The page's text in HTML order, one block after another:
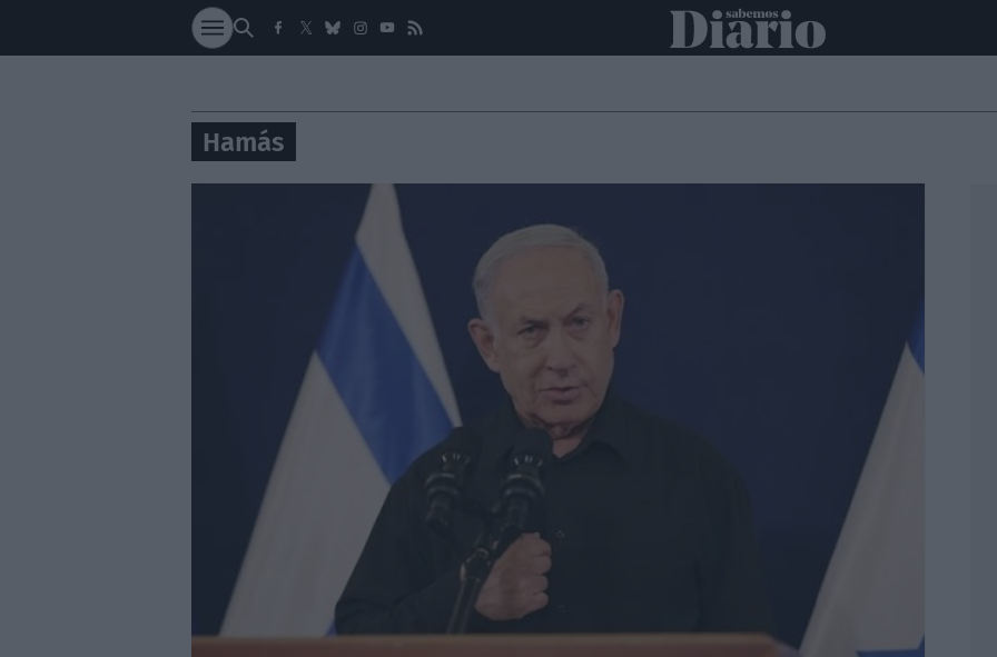
SOCIEDAD NACIONAL INTERNACIONAL POLÍTICA OPINIÓN ECONOMÍA
Hamás